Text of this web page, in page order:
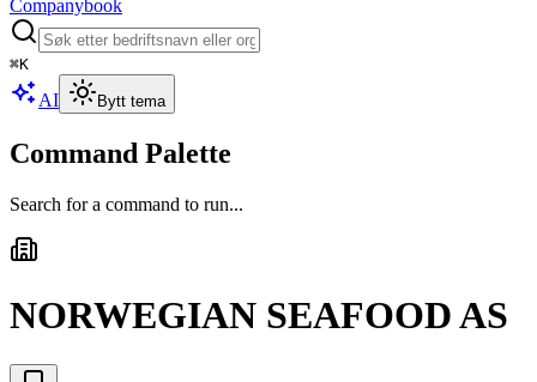
Companybook
⌘K
AI Bytt tema
Command Palette
Search for a command to run...
NORWEGIAN SEAFOOD AS